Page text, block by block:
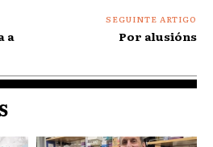
a
SEGUINTE ARTIGO
Por alusións